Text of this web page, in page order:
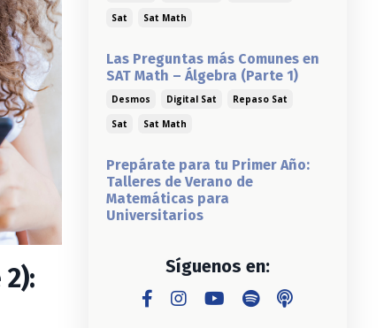
Sat
Sat Math
Las Preguntas más Comunes en
SAT Math – Álgebra (Parte 1)
Desmos Digital Sat
Repaso Sat
Sat
Sat Math
Prepárate para tu Primer Año:
Talleres de Verano de
Matemáticas para
Universitarios
Síguenos en: